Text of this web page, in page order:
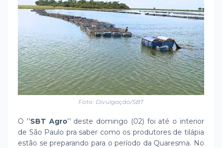
Foto: Divulgação/SBT
O ''SBT Agro'' deste domingo (02) foi até o interior
de São Paulo pra saber como os produtores de tilápia
estão se preparando para o período da Quaresma. No